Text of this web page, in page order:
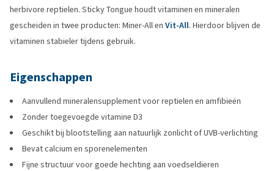
herbivore reptielen. Sticky Tongue houdt vitaminen en mineralen
gescheiden in twee producten: Miner-All en Vit-All. Hierdoor blijven de
vitaminen stabieler tijdens gebruik.
Eigenschappen
Aanvullend mineralensupplement voor reptielen en amfibieën
Zonder toegevoegde vitamine D3
Geschikt bij blootstelling aan natuurlijk zonlicht of UVB-verlichting
Bevat calcium en sporenelementen
Fijne structuur voor goede hechting aan voedseldieren